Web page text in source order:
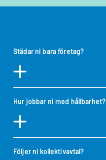
Städar ni bara företag?
Hur jobbar ni med hållbarhet?
Följer ni kollektivavtal?